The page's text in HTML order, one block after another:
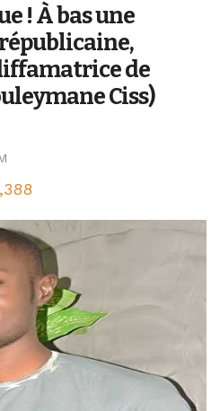
! À bas une
de
Ciss)